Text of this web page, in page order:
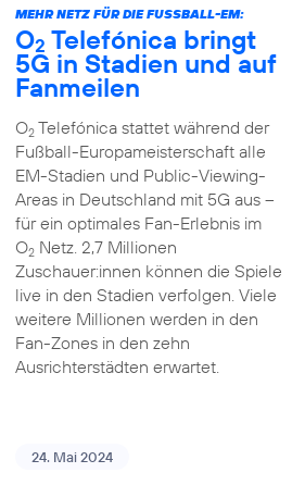
MEHR NETZ FÜR DIE FUSSBALL-EM:
O2 Telefónica bringt
5G in Stadien und auf
Fanmeilen
O2Telefónica stattet während der
Fußball-Europameisterschaft alle
EM-Stadien und Public-Viewing-
Areas in Deutschland mit 5G aus –
für ein optimales Fan-Erlebnis im
O2Netz. 2,7 Millionen
Zuschauer:innen können die Spiele
live in den Stadien verfolgen. Viele
weitere Millionen werden in den
Fan-Zones in den zehn
Ausrichterstädten erwartet.
24. Mai 2024